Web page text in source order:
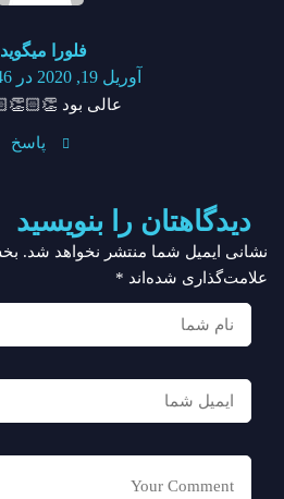
فلورا
آوریل 19, 2020 در 3:46 ب.ظ
عالی بود
پاسخ
دیدگاهتان را بنویسید
نشانی ایمیل شما منتشر نخواهد شد.
علامت‌گذاری شده‌اند *